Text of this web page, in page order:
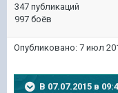
347 публикаций
997 боёв
Опубликовано: 7 июл
В 07.07.2015 в